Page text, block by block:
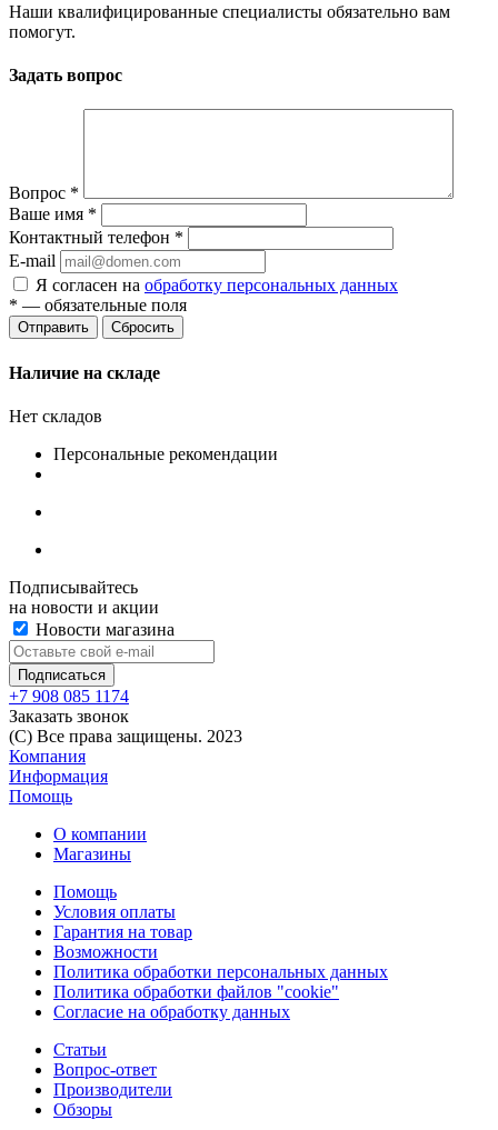
Наши квалифицированные специалисты обязательно вам
помогут.
Задать вопрос
Вопрос *
Ваше имя *
Контактный телефон *
E-mail
Я согласен на обработку персональных данных
* — обязательные поля
Сбросить
Наличие на складе
Нет складов
Персональные рекомендации
Подписывайтесь
на новости и акции
Новости магазина
+7 908 085 1174
Заказать звонок
(C) Все права защищены. 2023
Компания
Информация
Помощь
О компании
Магазины
Помощь
Условия оплаты
Гарантия на товар
Возможности
Политика обработки персональных данных
Политика обработки файлов "cookie"
Согласие на обработку данных
Статьи
Вопрос-ответ
Производители
Обзоры